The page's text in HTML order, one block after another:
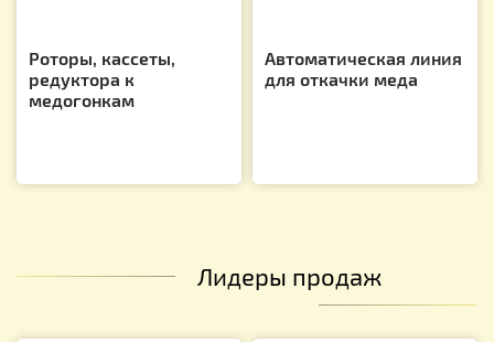
Роторы, кассеты,
редуктора к
медогонкам
Автоматическая линия
для откачки меда
Лидеры продаж